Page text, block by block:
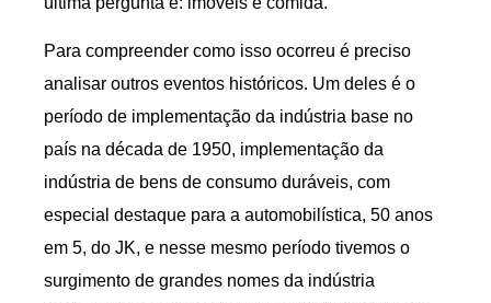
Para compreender como isso ocorreu é preciso
analisar outros eventos históricos. Um deles é o
período de implementação da indústria base no
país na década de 1950, implementação da
indústria de bens de consumo duráveis, com
especial destaque para a automobilística, 50 anos
em 5, do JK, e nesse mesmo período tivemos o
surgimento de grandes nomes da indústria